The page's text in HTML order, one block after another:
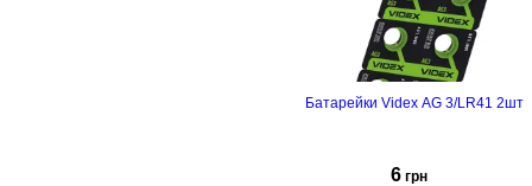
Батарейки Videx AG 3/LR41 2шт
6 грн